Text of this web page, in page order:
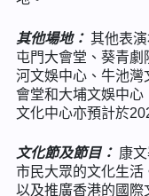
其他場地： 其他表
屯門大會堂、葵青
河文娛中心、牛池灣
會堂和大埔文娛中心
文化中心亦預計於
文化節及節目： 康
市民大眾的文化生活
以及推廣香港的國際